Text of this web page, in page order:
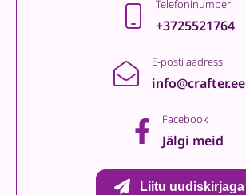
Telefoninumber:
+3725521764
E-posti aadress
info@crafter.ee
Facebook
Jälgi meid
Liitu uudiskirjaga